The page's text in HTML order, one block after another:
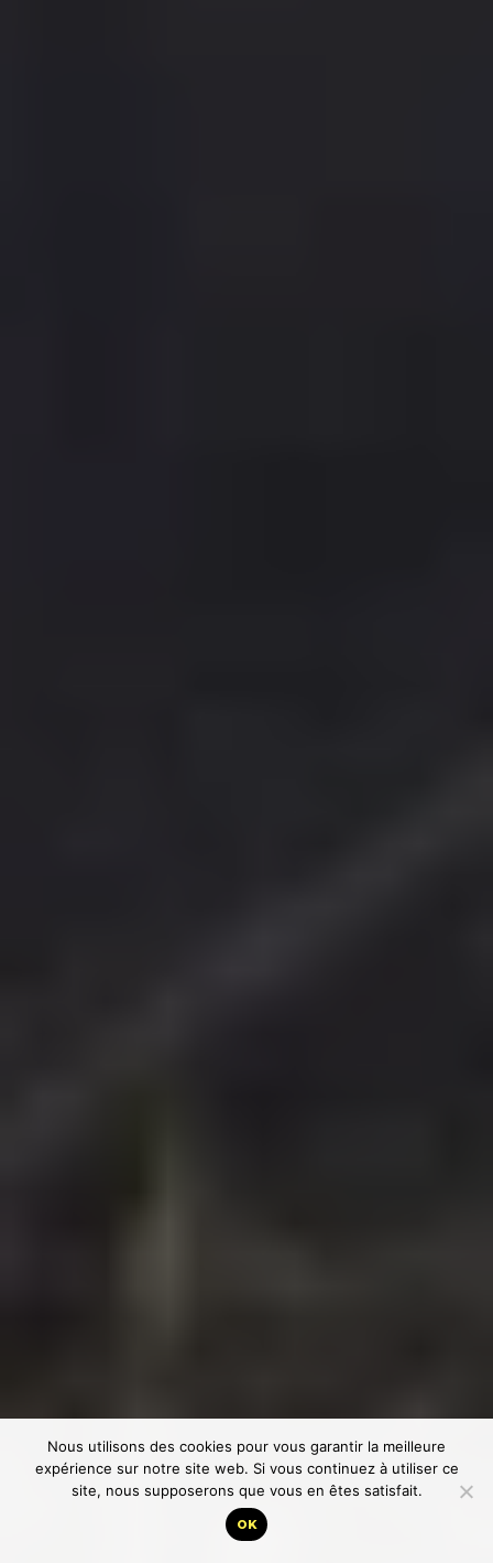
Nous utilisons des cookies pour vous garantir la meilleure
expérience sur notre site web. Si vous continuez à utiliser ce
site, nous supposerons que vous en êtes satisfait.
OK